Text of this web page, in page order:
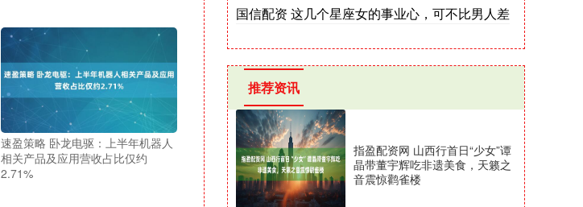
速盈策略 卧龙电驱：上半年机器人
相关产品及应用营收占比仅约
2.71%
国信配资 这几个星座女的事业心，可不比男人差
推荐资讯
指盈配资网 山西行首日“少女”谭
晶带董宇辉吃非遗美食，天籁之
音震惊鹳雀楼